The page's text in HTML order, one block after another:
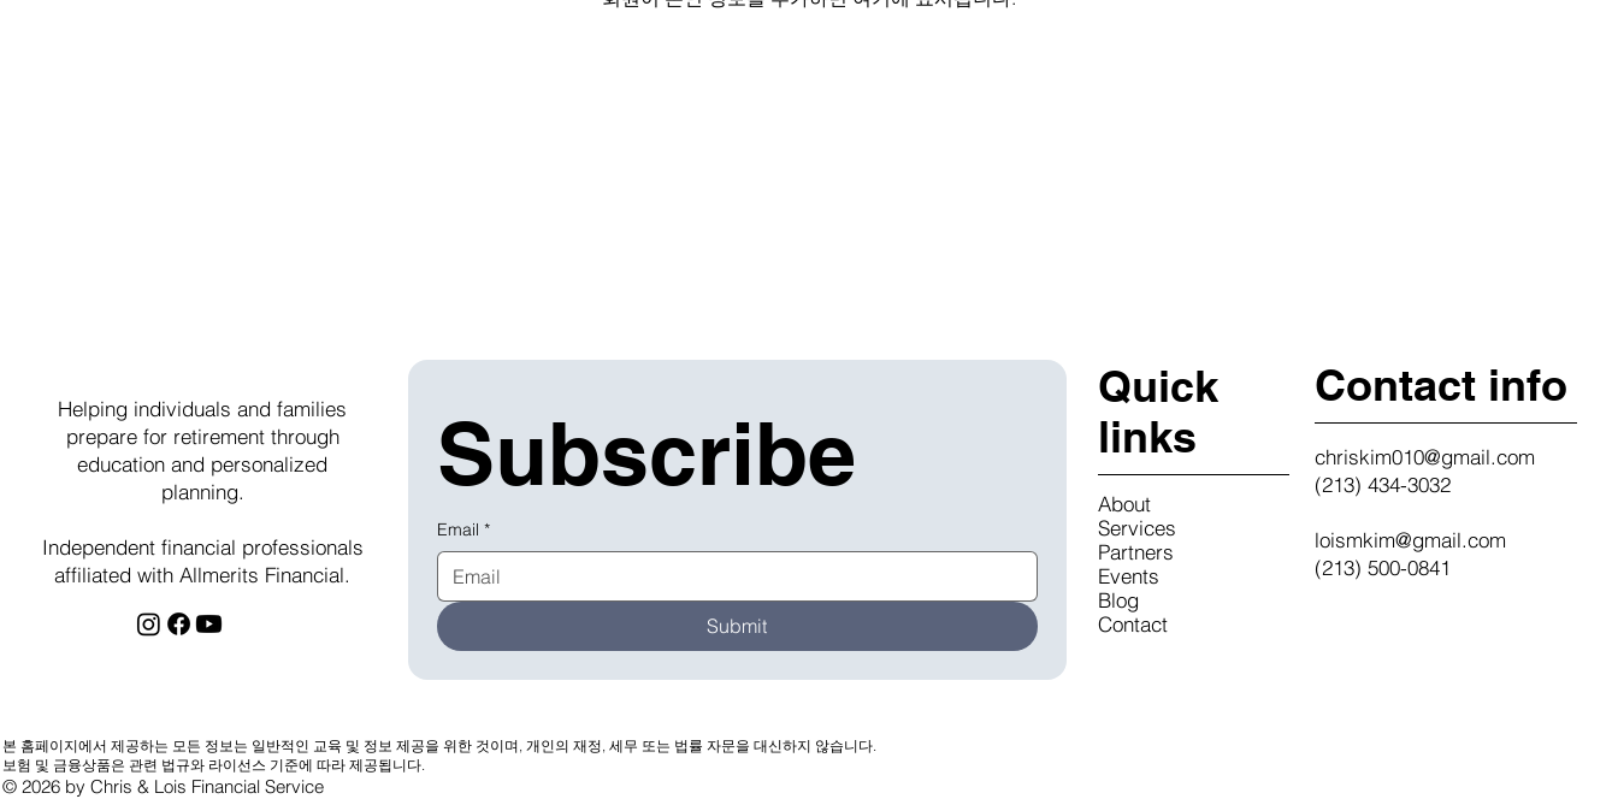
본 홈페이지에서 제공하는 모든 정보는 일반적인 교육 및 정보 제공을 위한 것이며, 개인의 재정, 세무 또는 법률 자문을 대신하지 않습니다.
보험 및 금융상품은 관련 법규와 라이선스 기준에 따라 제공됩니다.
© 2026 by Chris & Lois Financial Service
Quick
links
About
Services
Partners
Events
Blog
Contact
chriskim010@gmail.com
(213) 434-3032
loismkim@gmail.com
(213) 500-0841
Contact info
Subscribe
Email *
Submit
Helping individuals and families
prepare for retirement through
education and personalized
planning.
Independent financial professionals
affiliated with Allmerits Financial.